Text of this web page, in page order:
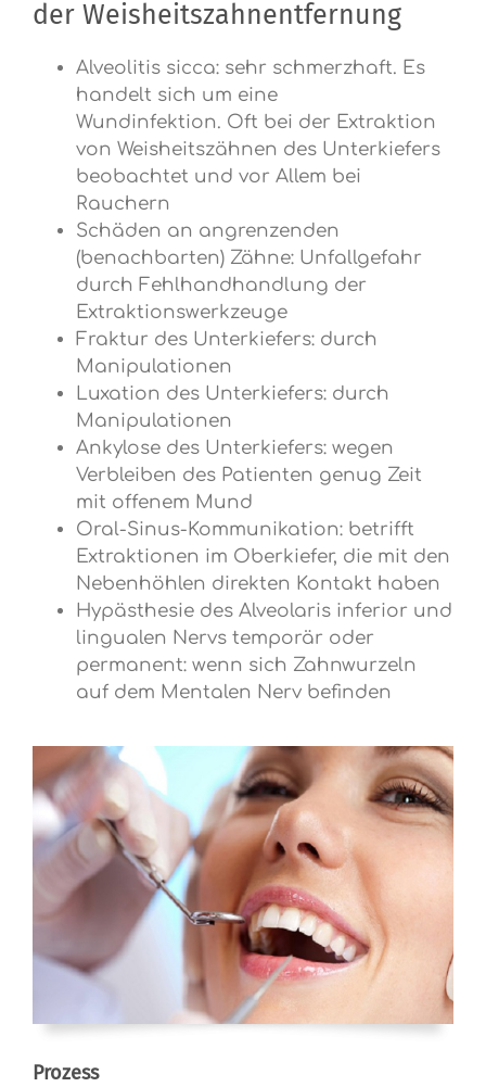
der Weisheitszahnentfernung
Alveolitis sicca: sehr schmerzhaft. Es
handelt sich um eine
Wundinfektion. Oft bei der Extraktion
von Weisheitszähnen des Unterkiefers
beobachtet und vor Allem bei
Rauchern
Schäden an angrenzenden
(benachbarten) Zähne: Unfallgefahr
durch Fehlhandhandlung der
Extraktionswerkzeuge
Fraktur des Unterkiefers: durch
Manipulationen
Luxation des Unterkiefers: durch
Manipulationen
Ankylose des Unterkiefers: wegen
Verbleiben des Patienten genug Zeit
mit offenem Mund
Oral-Sinus-Kommunikation: betrifft
Extraktionen im Oberkiefer, die mit den
Nebenhöhlen direkten Kontakt haben
Hypästhesie des Alveolaris inferior und
lingualen Nervs temporär oder
permanent: wenn sich Zahnwurzeln
auf dem Mentalen Nerv befinden
Prozess